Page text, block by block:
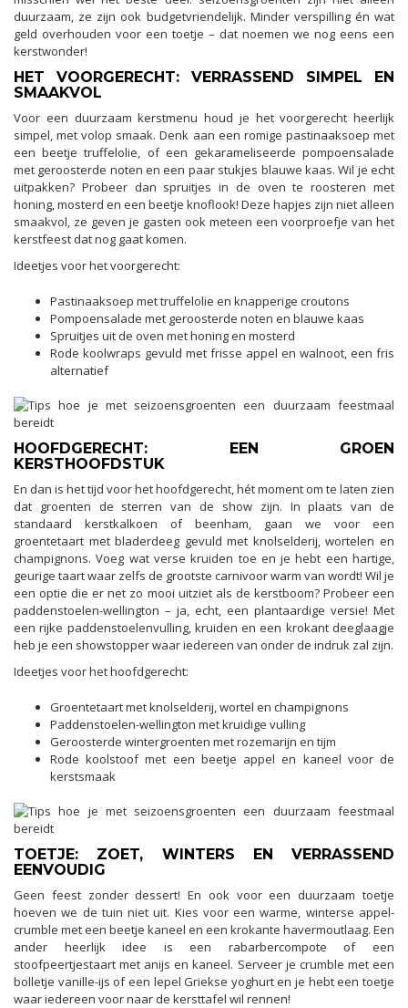
duurzaam, ze zijn ook budgetvriendelijk. Minder verspilling én wat
geld overhouden voor een toetje – dat noemen we nog eens een
kerstwonder!
HET VOORGERECHT: VERRASSEND SIMPEL EN
SMAAKVOL
Voor een duurzaam kerstmenu houd je het voorgerecht heerlijk
simpel, met volop smaak. Denk aan een romige pastinaaksoep met
een beetje truffelolie, of een gekarameliseerde pompoensalade
met geroosterde noten en een paar stukjes blauwe kaas. Wil je echt
uitpakken? Probeer dan spruitjes in de oven te roosteren met
honing, mosterd en een beetje knoflook! Deze hapjes zijn niet alleen
smaakvol, ze geven je gasten ook meteen een voorproefje van het
kerstfeest dat nog gaat komen.
Ideetjes voor het voorgerecht:
Pastinaaksoep met truffelolie en knapperige croutons
Pompoensalade met geroosterde noten en blauwe kaas
Spruitjes uit de oven met honing en mosterd
Rode koolwraps gevuld met frisse appel en walnoot, een fris
alternatief
HOOFDGERECHT: EEN GROEN
KERSTHOOFDSTUK
En dan is het tijd voor het hoofdgerecht, hét moment om te laten zien
dat groenten de sterren van de show zijn. In plaats van de
standaard kerstkalkoen of beenham, gaan we voor een
groentetaart met bladerdeeg gevuld met knolselderij, wortelen en
champignons. Voeg wat verse kruiden toe en je hebt een hartige,
geurige taart waar zelfs de grootste carnivoor warm van wordt! Wil je
een optie die er net zo mooi uitziet als de kerstboom? Probeer een
paddenstoelen-wellington – ja, echt, een plantaardige versie! Met
een rijke paddenstoelenvulling, kruiden en een krokant deeglaagje
heb je een showstopper waar iedereen van onder de indruk zal zijn.
Ideetjes voor het hoofdgerecht:
Groentetaart met knolselderij, wortel en champignons
Paddenstoelen-wellington met kruidige vulling
Geroosterde wintergroenten met rozemarijn en tijm
Rode koolstoof met een beetje appel en kaneel voor de
kerstsmaak
TOETJE: ZOET, WINTERS EN VERRASSEND
EENVOUDIG
Geen feest zonder dessert! En ook voor een duurzaam toetje
hoeven we de tuin niet uit. Kies voor een warme, winterse appel-
crumble met een beetje kaneel en een krokante havermoutlaag. Een
ander heerlijk idee is een rabarbercompote of een
stoofpeertjestaart met anijs en kaneel. Serveer je crumble met een
bolletje vanille-ijs of een lepel Griekse yoghurt en je hebt een toetje
waar iedereen voor naar de kersttafel wil rennen!